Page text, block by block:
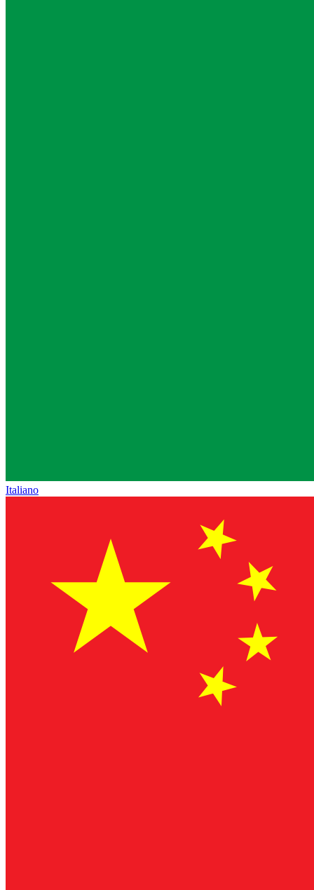
Italiano